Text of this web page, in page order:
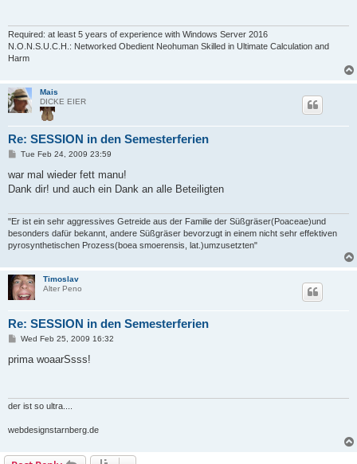
Required: at least 5 years of experience with Windows Server 2016
N.O.N.S.U.C.H.: Networked Obedient Neohuman Skilled in Ultimate Calculation and
Harm
Mais
DICKE EIER
Re: SESSION in den Semesterferien
P
s
Tue Feb 24, 2009 23:59
war mal wieder fett manu!
Dank dir! und auch ein Dank an alle Beteiligten
"Er ist ein sehr aggressives Getreide aus der Familie der Süßgräser(Poaceae)und
besonders dafür bekannt, andere Süßgräser bevorzugt in einem nicht sehr effektiven
pyrosynthetischen Prozess(boea smoerensis, lat.)umzusetzten"
Timoslav
Alter Peno
Re: SESSION in den Semesterferien
P
s
Wed Feb 25, 2009 16:32
prima woaarSsss!
der ist so ultra....
webdesignstarnberg.de